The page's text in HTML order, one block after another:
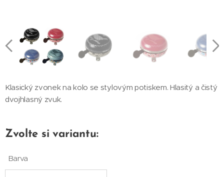
Zvonek Basil Big Bell Bohéme Bird - černý
Zvonek Basil Big Bell Bohéme Bird - červený
Zvonek Basil Big Bell Bohéme Bird - modrý
Zvonek Basil Big Bell Bohéme Bird - zelený
Klasický zvonek na kolo se stylovým potiskem. Hlasitý a čistý
dvojhlasný zvuk.
Zvolte si variantu:
Barva